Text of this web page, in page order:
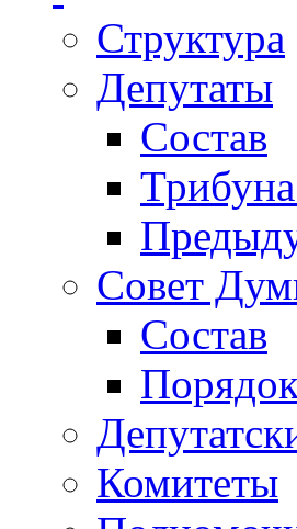
Структура
Депутаты
Состав
Совет
Состав
Комитеты